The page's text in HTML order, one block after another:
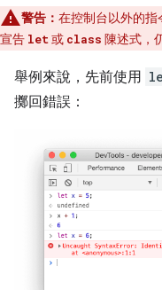
警告： 在控制台以外的
宣告 let 或 class 陳述式，
舉例來說，先前使用
擲回錯誤：